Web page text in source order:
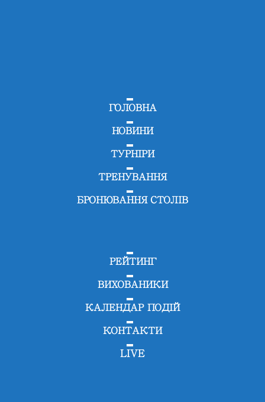
ГОЛОВНА
НОВИНИ
ТУРНІРИ
ТРЕНУВАННЯ
БРОНЮВАННЯ СТОЛІВ
РЕЙТИНГ
ВИХОВАНИКИ
КАЛЕНДАР ПОДІЙ
КОНТАКТИ
LIVE